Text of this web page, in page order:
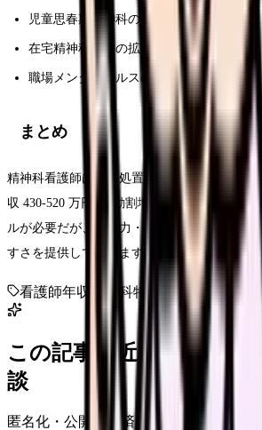
児童思春期精神科の需要増
在宅精神科医療の拡大
職場メンタルヘルスの重要性
まとめ
精神科看護師は身体処置より「言葉の看護」
収 430-520 万円+夜勤割増+ゆったり環境で
ルが必要だが、共感力・傾聴力ある人には独
すさを提供してくれます。
看護師年収 精神科特徴
この記事に近い看護師さ
談
匿名化・公開承認済みの本音だけを表